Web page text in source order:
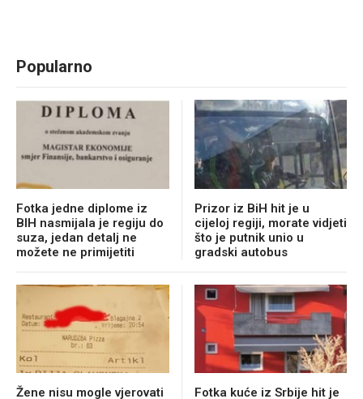
Popularno
Fotka jedne diplome iz
BIH nasmijala je regiju do
suza, jedan detalj ne
možete ne primijetiti
Prizor iz BiH hit je u
cijeloj regiji, morate vidjeti
što je putnik unio u
gradski autobus
Žene nisu mogle vjerovati
Fotka kuće iz Srbije hit je